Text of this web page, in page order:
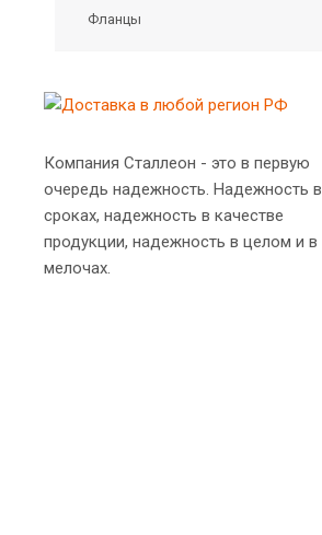
Фланцы
Компания Сталлеон - это в первую
очередь надежность. Надежность в
сроках, надежность в качестве
продукции, надежность в целом и в
мелочах.